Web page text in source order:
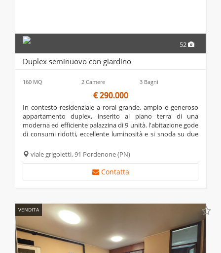
52
Duplex seminuovo con giardino
160 MQ 2 Camere 3 Bagni
€ 290.000
in contesto residenziale a rorai grande, ampio e generoso
appartamento duplex, inserito al piano terra di una
moderna ed efficiente palazzina di 9 unità. l'abitazione gode
di consumi ridotti, eccellente luminosità e si snoda su due
su un comodo...
viale grigoletti, 91 Pordenone(PN)
Contatta
VENDITA